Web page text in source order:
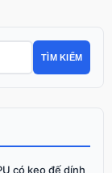
TÌM KIẾM
có keo đế dính